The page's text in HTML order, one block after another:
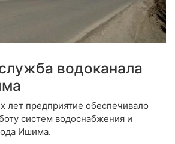
водоканала
лет предприятие обеспечивало
систем водоснабжения и
Ишима.